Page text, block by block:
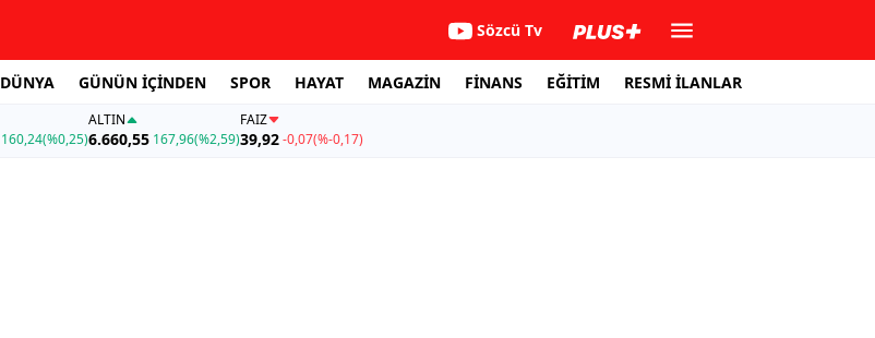
Sözcü Tv
DÜNYA GÜNÜN İÇİNDEN SPOR HAYAT MAGAZİN FİNANS EĞİTİM RESMİ İLANLAR
160,24(%0,25)
ALTIN
6.660,55 167,96(%2,59)
FAİZ
39,92-0,07(%-0,17)